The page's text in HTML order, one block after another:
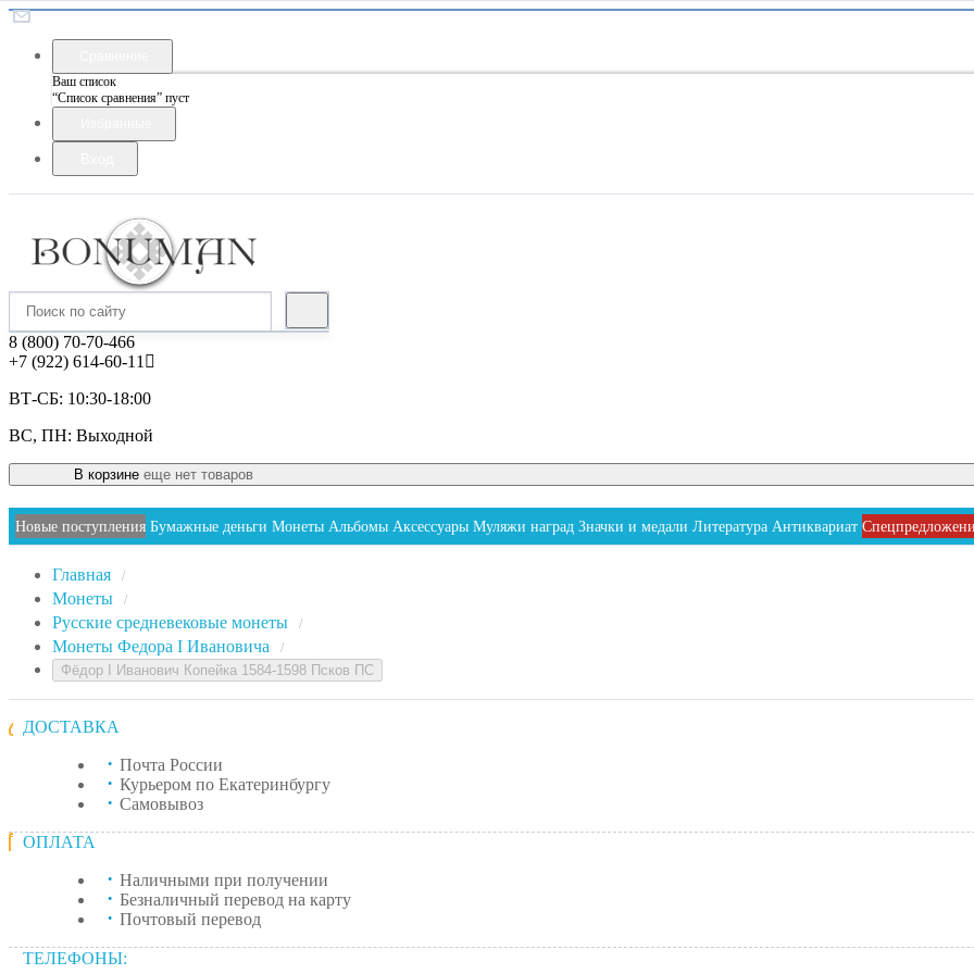
Ваш список
“Список сравнения” пуст
8 (800) 70-70-466
+7 (922) 614-60-11
ВТ-СБ: 10:30-18:00
ВС, ПН: Выходной
В корзине еще нет товаров
Новые поступления Бумажные деньги Монеты Альбомы Аксессуары Муляжи наград Значки и медали Литература Антиквариат
Главная /
Монеты /
Русские средневековые монеты /
Монеты Федора I Ивановича /
Фёдор I Иванович Копейка 1584-1598 Псков ПС
ДОСТАВКА
Почта России
Курьером по Екатеринбургу
Самовывоз
ОПЛАТА
Наличными при получении
Безналичный перевод на карту
Почтовый перевод
ТЕЛЕФОНЫ: